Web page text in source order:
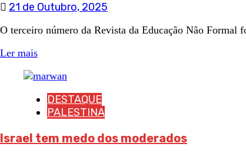
21 de Outubro, 2025
O terceiro número da Revista da Educação Não Formal
Ler mais
DESTAQUE
PALESTINA
Israel tem medo dos moderados